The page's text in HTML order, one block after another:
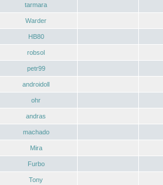
tarmara
Warder
HB80
robsol
petr99
androidoll
ohr
andras
machado
Mira
Furbo
Tony